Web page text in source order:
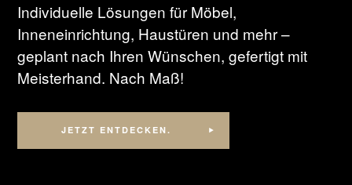
Individuelle Lösungen für Möbel,
Inneneinrichtung, Haustüren und mehr –
geplant nach Ihren Wünschen, gefertigt mit
Meisterhand. Nach Maß!
JETZT ENTDECKEN.